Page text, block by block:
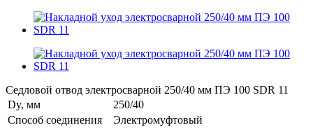
Седловой отвод электросварной 250/40 мм ПЭ 100 SDR 11
Dy, мм
250/40
Способ соединения
Электромуфтовый